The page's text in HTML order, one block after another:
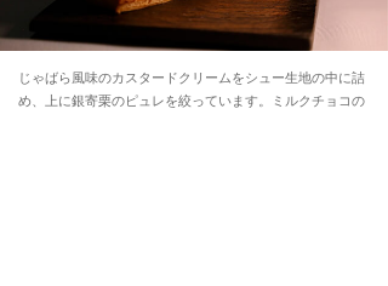
じゃばら風味のカスタードクリームをシュー生地の中に詰
め、上に銀寄栗のピュレを絞っています。ミルクチョコの